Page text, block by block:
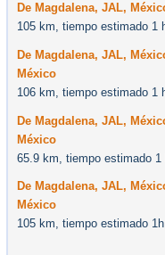
De Magdalena, JAL,
105 km, tiempo estimado 1
De Magdalena, JAL,
México
106 km, tiempo estimado 1
De Magdalena, JAL,
México
65.9 km, tiempo estimado 1
De Magdalena, JAL,
México
105 km, tiempo estimado